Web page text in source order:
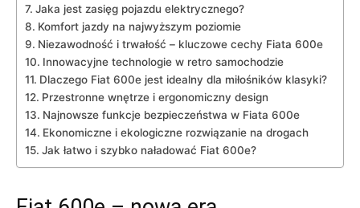
Jaka jest zasięg pojazdu elektrycznego?
Komfort jazdy na ⁢najwyższym​ poziomie
Niezawodność i trwałość – kluczowe cechy Fiata 600e
Innowacyjne technologie w retro samochodzie
Dlaczego Fiat 600e ‍jest idealny dla miłośników ​klasyki?
Przestronne​ wnętrze i ergonomiczny design
Najnowsze‌ funkcje bezpieczeństwa w‍ Fiata ⁢600e
Ekonomiczne i‌ ekologiczne rozwiązanie na ‌drogach
Jak łatwo i⁤ szybko ‍naładować Fiat 600e?